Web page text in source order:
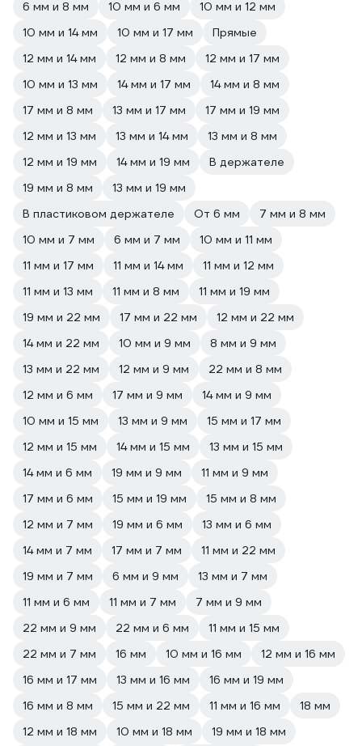
6 мм и 8 мм 10 мм и 6 мм
10 мм и 12 мм
10 мм и 14 мм
10 мм и 17 мм
Прямые
12 мм и 14 мм
12 мм и 8 мм
12 мм и 17 мм
10 мм и 13 мм
14 мм и 17 мм
14 мм и 8 мм
17 мм и 8 мм
13 мм и 17 мм
17 мм и 19 мм
12 мм и 13 мм
13 мм и 14 мм
13 мм и 8 мм
12 мм и 19 мм
14 мм и 19 мм
В держателе
19 мм и 8 мм
13 мм и 19 мм
В пластиковом держателе
От 6 мм
7 мм и 8 мм
10 мм и 7 мм
6 мм и 7 мм
10 мм и 11 мм
11 мм и 17 мм
11 мм и 14 мм
11 мм и 12 мм
11 мм и 13 мм
11 мм и 8 мм
11 мм и 19 мм
19 мм и 22 мм
17 мм и 22 мм
12 мм и 22 мм
14 мм и 22 мм
10 мм и 9 мм
8 мм и 9 мм
13 мм и 22 мм
12 мм и 9 мм
22 мм и 8 мм
12 мм и 6 мм
17 мм и 9 мм
14 мм и 9 мм
10 мм и 15 мм
13 мм и 9 мм
15 мм и 17 мм
12 мм и 15 мм
14 мм и 15 мм
13 мм и 15 мм
14 мм и 6 мм
19 мм и 9 мм
11 мм и 9 мм
17 мм и 6 мм
15 мм и 19 мм
15 мм и 8 мм
12 мм и 7 мм
19 мм и 6 мм
13 мм и 6 мм
14 мм и 7 мм
17 мм и 7 мм
11 мм и 22 мм
19 мм и 7 мм
6 мм и 9 мм
13 мм и 7 мм
11 мм и 6 мм
11 мм и 7 мм
7 мм и 9 мм
22 мм и 9 мм
22 мм и 6 мм
11 мм и 15 мм
22 мм и 7 мм
16 мм 10 мм и 16 мм
12 мм и 16 мм
16 мм и 17 мм
13 мм и 16 мм
16 мм и 19 мм
16 мм и 8 мм
15 мм и 22 мм 11 мм и 16 мм
18 мм
12 мм и 18 мм
10 мм и 18 мм
19 мм и 18 мм